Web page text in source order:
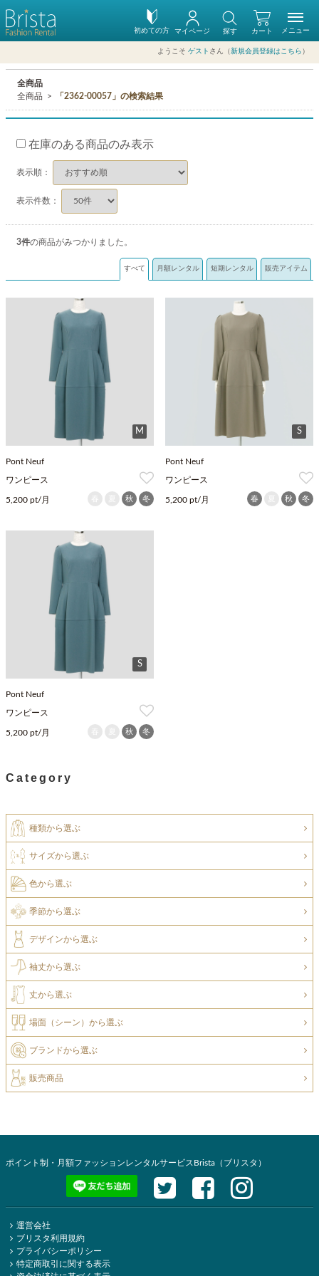
初めての方 カート
マイページ 探す
ようこそ ゲスト さん（新規会員登録はこちら ）
メニュー
全商品
全商品
「2362-00057」の検索結果
在庫のある商品のみ表示
表示順：
表示件数：
3件の商品がみつかりました。
すべて 月額レンタル 短期レンタル 販売アイテム
M
Pont Neuf
ワンピース
5,200 pt/月 秋 冬
S
Pont Neuf
ワンピース
5,200 pt/月 春 秋 冬
S
Pont Neuf
ワンピース
5,200 pt/月 秋 冬
Category
種類から選ぶ
サイズから選ぶ
色から選ぶ
季節から選ぶ
デザインから選ぶ
袖丈から選ぶ
丈から選ぶ
場面（シーン）から選ぶ
ブランドから選ぶ
販売商品
ポイント制・月額ファッションレンタルサービスBrista（ブリスタ）
運営会社
ブリスタ利用規約
プライバシーポリシー
特定商取引に関する表示